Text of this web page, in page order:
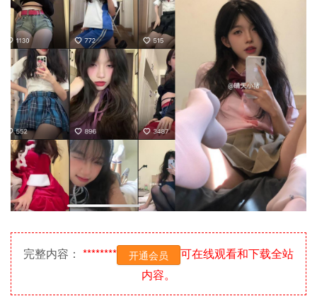
完整内容： ******** 开通会员
可在线观看和下载全站
内容。